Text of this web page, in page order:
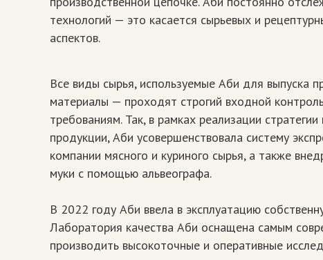
технологий — это касается сырьевых и
аспектов.
Все виды сырья, используемые Аби для выпуска
материалы — проходят строгий входной
требованиям. Так, в рамках реализации
продукции, Аби усовершенствовала систему
компании мясного и куриного сырья, а также
муки с помощью альвеографа.
В 2022 году Аби ввела в эксплуатацию
Лаборатория качества Аби оснащена самым
производить высокоточные и оперативные